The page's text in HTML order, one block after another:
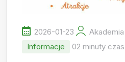
2026-01-23
Informacje
02 minuty